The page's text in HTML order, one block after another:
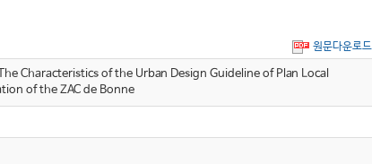
원문다운로드
The Characteristics of the Urban Design Guideline of Plan Local
of the ZAC de Bonne